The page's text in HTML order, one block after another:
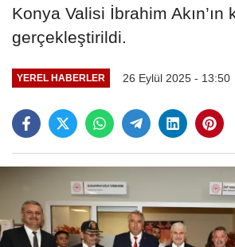
Konya Valisi İbrahim Akın’ın
gerçekleştirildi.
YEREL HABERLER 26 Eylül 2025 - 13:50